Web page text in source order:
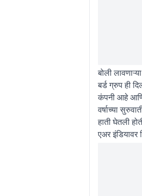
बोली
बर्ड ग्रुप ही
कंपनी आहे आणि
वर्षाच्या
हाती घेतली
एअर इंडियावर